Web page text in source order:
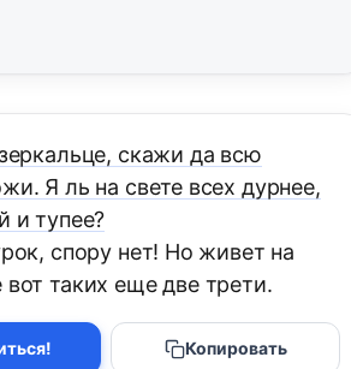
скажи да всю
Я ль на свете всех дурнее,
и тупее?
спору нет! Но живет на
вот таких еще две трети.
Копировать